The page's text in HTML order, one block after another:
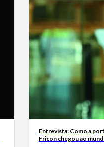
Entrevista: Como a
Fricon chegou ao